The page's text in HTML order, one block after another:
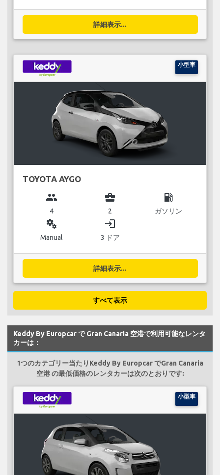
詳細表示...
小型車
TOYOTA AYGO
group
4
business_center
2
local_gas_station
ガソリン
miscellaneous_services
Manual
login
3 ドア
詳細表示...
すべて表示
Keddy By Europcar で Gran Canaria 空港で利用可能なレンタ
カーは：
1つのカテゴリー当たりKeddy By Europcar でGran Canaria
空港 の最低価格のレンタカーは次のとおりです:
小型車